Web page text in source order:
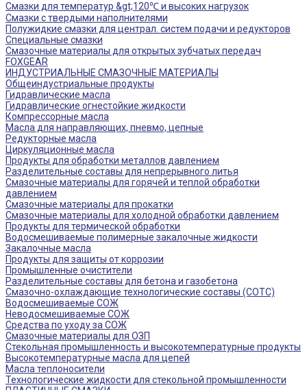
Смазки для температур &gt;120℃ и высоких нагрузок
Смазки с твердыми наполнителями
Полужидкие смазки для централ. систем подачи и редукторов
Специальные смазки
Смазочные материалы для открытых зубчатых передач
FOXGEAR
ИНДУСТРИАЛЬНЫЕ СМАЗОЧНЫЕ МАТЕРИАЛЫ
Общеиндустриальные продукты
Гидравлические масла
Гидравлические огнестойкие жидкости
Компрессорные масла
Масла для направляющих, пневмо, цепные
Редукторные масла
Циркуляционные масла
Продукты для обработки металлов давлением
Разделительные составы для непрерывного литья
Смазочные материалы для горячей и теплой обработки
давлением
Смазочные материалы для прокатки
Смазочные материалы для холодной обработки давлением
Продукты для термической обработки
Водосмешиваемые полимерные закалочные жидкости
Закалочные масла
Продукты для защиты от коррозии
Промышленные очистители
Разделительные составы для бетона и газобетона
Смазочно-охлаждающие технологические составы (СОТС)
Водосмешиваемые СОЖ
Неводосмешиваемые СОЖ
Средства по уходу за СОЖ
Смазочные материалы для ОЗП
Стекольная промышленность и высокотемпературные продукты
Высокотемпературные масла для цепей
Масла теплоносители
Технологические жидкости для стекольной промышленности